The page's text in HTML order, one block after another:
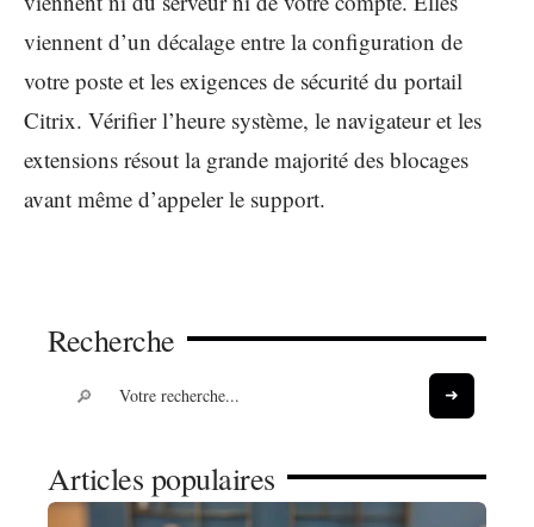
viennent d’un décalage entre la configuration de
votre poste et les exigences de sécurité du portail
Citrix. Vérifier l’heure système, le navigateur et les
extensions résout la grande majorité des blocages
avant même d’appeler le support.
Recherche
Articles populaires